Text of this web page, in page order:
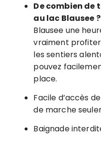
De combien de
au lac Blausee
Blausee une
vraiment profiter
les sentiers
pouvez
place.
Facile d’accès
de marche
Baignade